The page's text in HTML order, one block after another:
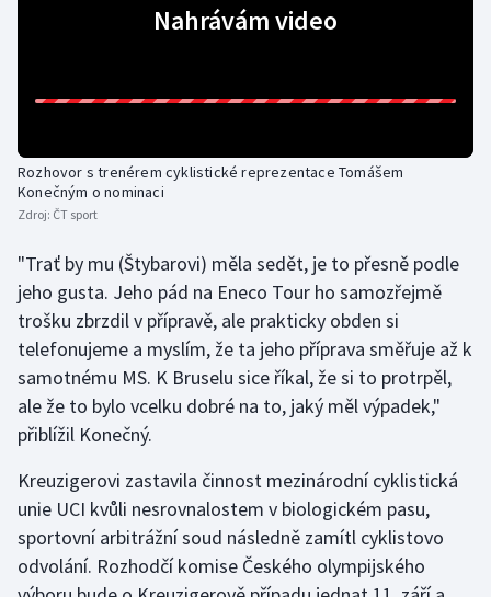
Triatlon
Veslování
Vodní slalom
Volejbal
Ostatní
Nahrávám video
Rozhovor s trenérem cyklistické reprezentace Tomášem
Konečným o nominaci
Zdroj: ČT sport
"Trať by mu (Štybarovi) měla sedět, je to přesně podle
jeho gusta. Jeho pád na Eneco Tour ho samozřejmě
trošku zbrzdil v přípravě, ale prakticky obden si
telefonujeme a myslím, že ta jeho příprava směřuje až k
samotnému MS. K Bruselu sice říkal, že si to protrpěl,
ale že to bylo vcelku dobré na to, jaký měl výpadek,"
přiblížil Konečný.
Kreuzigerovi zastavila činnost mezinárodní cyklistická
unie UCI kvůli nesrovnalostem v biologickém pasu,
sportovní arbitrážní soud následně zamítl cyklistovo
odvolání. Rozhodčí komise Českého olympijského